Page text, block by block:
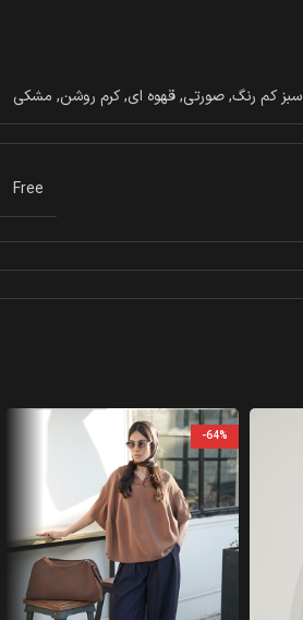
سبز کم رنگ,صورتی,قهوه ای,کرم روشن, مشکی
Free
-64%